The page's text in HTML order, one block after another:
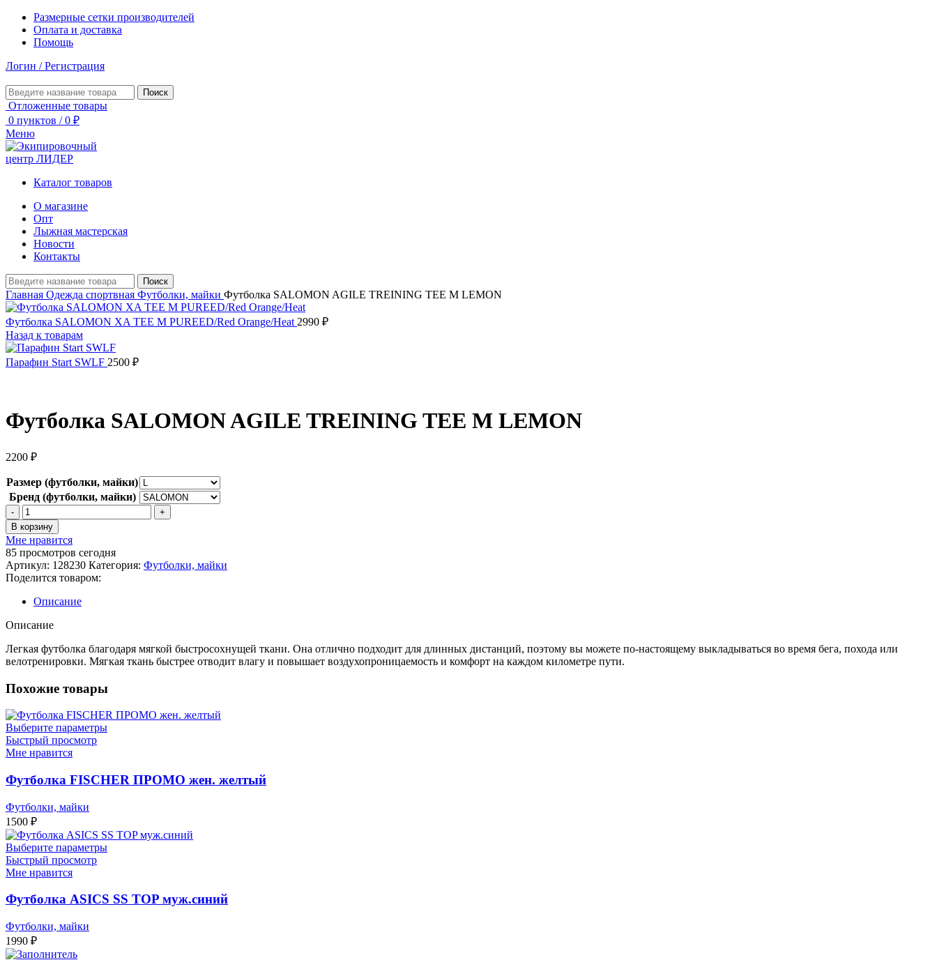
Размерные сетки производителей
Оплата и доставка
Помощь
Логин / Регистрация
Поиск
Отложенные товары
0 пунктов / 0 ₽
Меню
Каталог товаров
О магазине
Опт
Лыжная мастерская
Новости
Контакты
Поиск
Главная Одежда спортвная Футболки, майки Футболка SALOMON AGILE TREINING TEE M LEMON
Футболка SALOMON XA TEE M PUREED/Red Orange/Heat 2990 ₽
Назад к товарам
Парафин Start SWLF 2500 ₽
Футболка SALOMON AGILE TREINING TEE M LEMON
2200 ₽
Размер (футболки, майки)
Бренд (футболки, майки)
Количество
товара
Футболка
SALOMON
AGILE
TREINING
TEE
M
LEMON
В корзину
Мне нравится
85 просмотров сегодня
Артикул: 128230 Категория: Футболки, майки
Поделится товаром:
Описание
Описание
Легкая футболка благодаря мягкой быстросохнущей ткани. Она отлично подходит для длинных дистанций, поэтому вы можете по-настоящему выкладываться во время бега, похода или
велотренировки. Мягкая ткань быстрее отводит влагу и повышает воздухопроницаемость и комфорт на каждом километре пути.
Похожие товары
Выберите параметры
Быстрый просмотр
Мне нравится
Футболка FISCHER ПРОМО жен. желтый
Футболки, майки
1500 ₽
Выберите параметры
Быстрый просмотр
Мне нравится
Футболка ASICS SS TOP муж.синий
Футболки, майки
1990 ₽